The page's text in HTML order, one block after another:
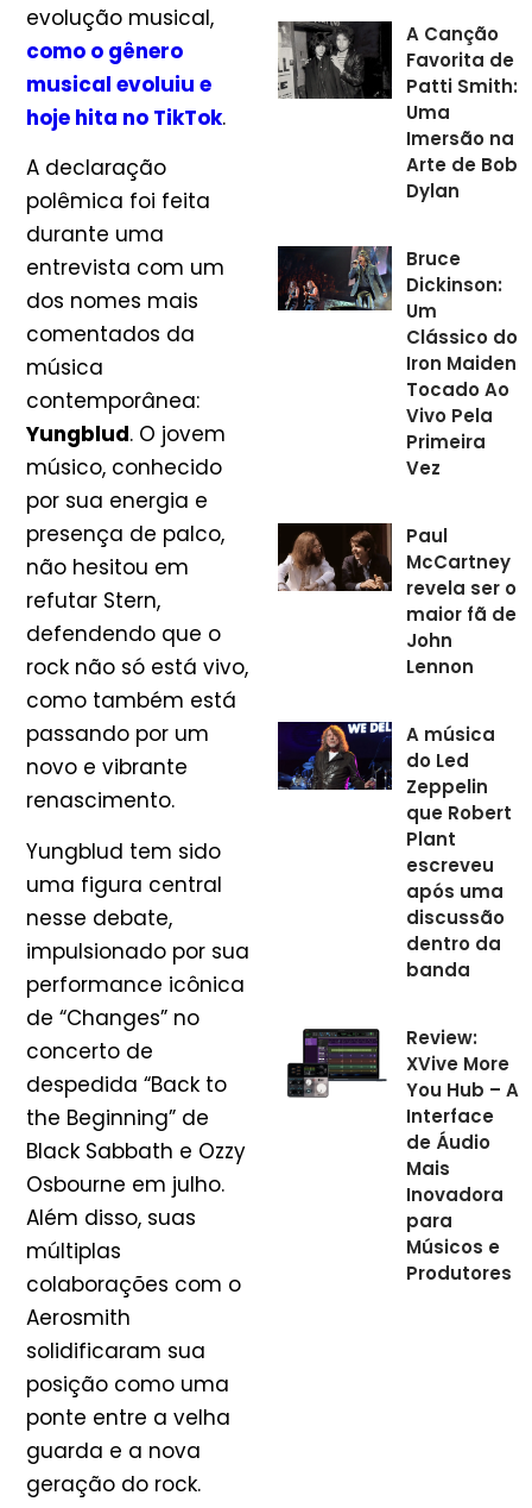
evolução musical,
como o gênero
musical evoluiu e
hoje hita no TikTok.
A declaração
polêmica foi feita
durante uma
entrevista com um
dos nomes mais
comentados da
música
contemporânea:
Yungblud. O jovem
músico, conhecido
por sua energia e
presença de palco,
não hesitou em
refutar Stern,
defendendo que o
rock não só está vivo,
como também está
passando por um
novo e vibrante
renascimento.
Yungblud tem sido
uma figura central
nesse debate,
impulsionado por sua
performance icônica
de “Changes” no
concerto de
despedida “Back to
the Beginning” de
Black Sabbath e Ozzy
Osbourne em julho.
Além disso, suas
múltiplas
colaborações com o
Aerosmith
solidificaram sua
posição como uma
ponte entre a velha
guarda e a nova
geração do rock.
A Canção
Favorita de
Patti Smith:
Uma
Imersão na
Arte de Bob
Dylan
Bruce
Dickinson:
Um
Clássico do
Iron Maiden
Tocado Ao
Vivo Pela
Primeira
Vez
Paul
McCartney
revela ser o
maior fã de
John
Lennon
A música
do Led
Zeppelin
que Robert
Plant
escreveu
após uma
discussão
dentro da
banda
Review:
XVive More
You Hub – A
Interface
de Áudio
Mais
Inovadora
para
Músicos e
Produtores